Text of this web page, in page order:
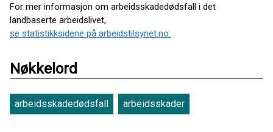
For mer informasjon om arbeidsskadedødsfall i det
landbaserte arbeidslivet,
se statistikksidene på arbeidstilsynet.no.
Nøkkelord
arbeidsskadedødsfall arbeidsskader